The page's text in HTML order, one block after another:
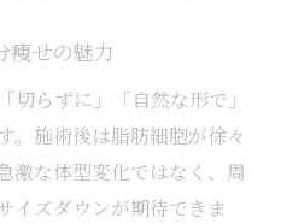
痩せの魅力
切らずに」「自然な形で」
。施術後は脂肪細胞が徐々
激な体型変化ではなく、周
イズダウンが期待できま